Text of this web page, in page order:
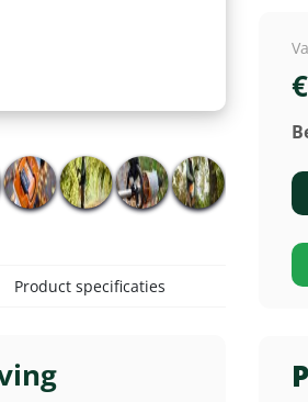
Product specificaties